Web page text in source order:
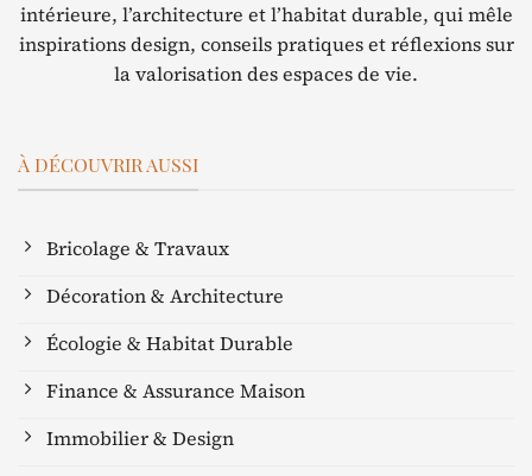
intérieure, l’architecture et l’habitat durable, qui mêle
inspirations design, conseils pratiques et réflexions sur
la valorisation des espaces de vie.
À DÉCOUVRIR AUSSI
Bricolage & Travaux
Décoration & Architecture
Écologie & Habitat Durable
Finance & Assurance Maison
Immobilier & Design